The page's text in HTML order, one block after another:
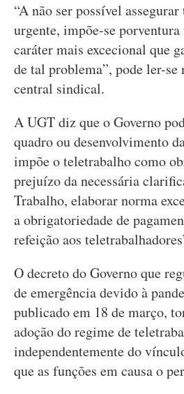
“A não ser possível
urgente, impõe-se
caráter mais excecional que
de tal problema”, pode ler-se
central sindical.
A UGT diz que o Governo
quadro ou desenvolvimento
impõe o teletrabalho como
prejuízo da necessária
Trabalho, elaborar norma
a obrigatoriedade de
refeição aos
O decreto do Governo que
de emergência devido à
publicado em 18 de março,
adoção do regime de
independentemente do
que as funções em causa o